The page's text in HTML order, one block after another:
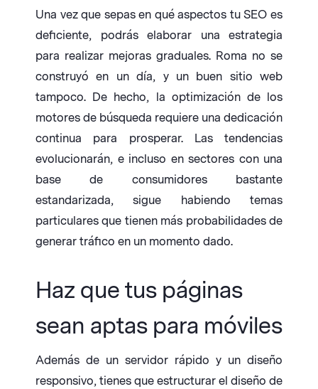
Una vez que sepas en qué aspectos tu SEO es
deficiente, podrás elaborar una estrategia
para realizar mejoras graduales. Roma no se
construyó en un día, y un buen sitio web
tampoco. De hecho, la optimización de los
motores de búsqueda requiere una dedicación
continua para prosperar. Las tendencias
evolucionarán, e incluso en sectores con una
base de consumidores bastante
estandarizada, sigue habiendo temas
particulares que tienen más probabilidades de
generar tráfico en un momento dado.
Haz que tus páginas
sean aptas para móviles
Además de un servidor rápido y un diseño
responsivo, tienes que estructurar el diseño de